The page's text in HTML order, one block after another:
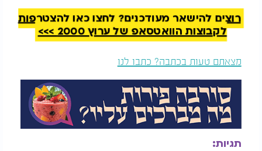
להישאר להיות בצבא השם. דעו לכם: אתם, תלמידי
הישיבות, צבא השם האמיתי שמגן עם ישראל. וכפי
שהגמרא אומרת שהתורה היא אש, וכל מי שיוצא מאש
נופל באש רח"ל."
לסיכום, קורא הגר"ש בצלאל לצעירים החרדים לעמוד
בניסיונות ובלחצים, ולהישאר בצבא השם - בישיבה.
הוא הוסיף ואמר כי במצב הנוכחי, בו הצבא אינו נוטה
לתת דחיות לתלמידי ישיבות, אסור להם להתייצב
בלשכות הגיוס.
רוצים להישאר מעודכנים? לחצו כאן להצטרפות
לקבוצות הוואטסאפ של ערוץ 2000 >>>
מצאתם טעות בכתבה? כתבו לנו
תגיות: